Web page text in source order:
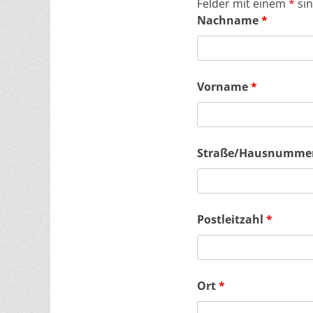
Felder mit einem *
Nachname*
Vorname*
Straße/
Postleitzahl *
Ort*